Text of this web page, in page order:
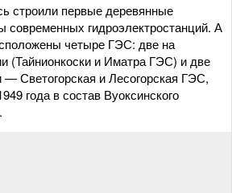
строили первые деревянные
гидроэлектростанций. А
четыре ГЭС: две на
(Тайнионкоски и Иматра ГЭС) и две
— Светогорская и Лесогорская ГЭС,
года в состав Вуоксинского